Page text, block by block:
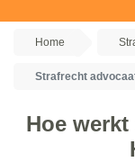
Home
Strafrecht
Hoe